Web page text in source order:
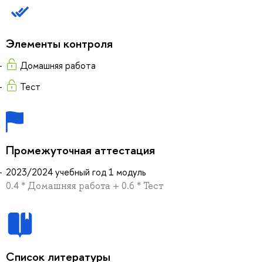
Элементы контроля
Домашняя работа
Тест
Промежуточная аттестация
2023/2024 учебный год 1 модуль
0.4 * Домашняя работа + 0.6 * Тест
Список литературы